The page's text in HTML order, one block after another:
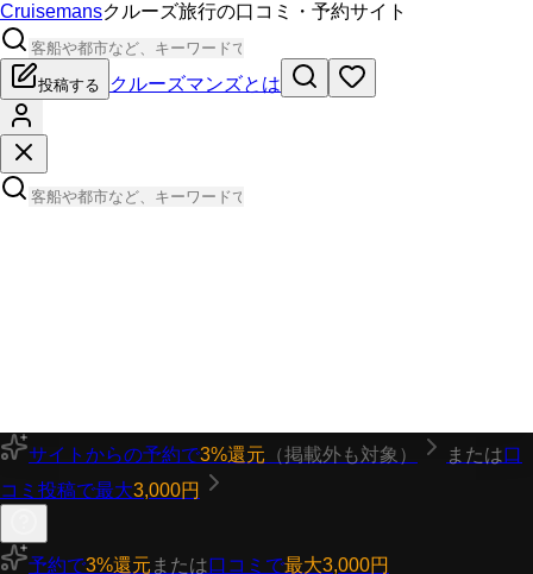
Cruisemansクルーズ旅行の口コミ・予約サイト
投稿する クルーズマンズとは
サイトからの予約で3%還元 （掲載外も対象） または口
コミ投稿で最大3,000円
予約で3%還元 または口コミで最大3,000円